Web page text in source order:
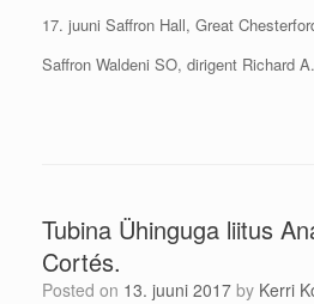
17. juuni Saffron Hall, Great
Saffron Waldeni SO, dirigent Richard
Tubina Ühinguga liitus
Cortés.
Posted on 13. juuni 2017 by Kerri